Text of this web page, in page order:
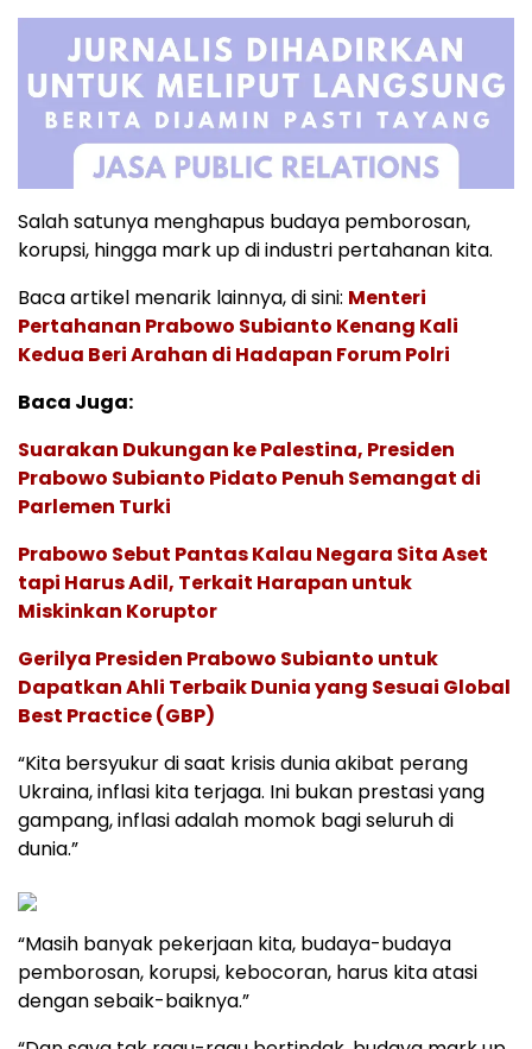
Salah satunya menghapus budaya pemborosan,
korupsi, hingga mark up di industri pertahanan kita.
Baca artikel menarik lainnya, di sini: Menteri
Pertahanan Prabowo Subianto Kenang Kali
Kedua Beri Arahan di Hadapan Forum Polri
Baca Juga:
Suarakan Dukungan ke Palestina, Presiden
Prabowo Subianto Pidato Penuh Semangat di
Parlemen Turki
Prabowo Sebut Pantas Kalau Negara Sita Aset
tapi Harus Adil, Terkait Harapan untuk
Miskinkan Koruptor
Gerilya Presiden Prabowo Subianto untuk
Dapatkan Ahli Terbaik Dunia yang Sesuai Global
Best Practice (GBP)
“Kita bersyukur di saat krisis dunia akibat perang
Ukraina, inflasi kita terjaga. Ini bukan prestasi yang
gampang, inflasi adalah momok bagi seluruh di
dunia.”
“Masih banyak pekerjaan kita, budaya-budaya
pemborosan, korupsi, kebocoran, harus kita atasi
dengan sebaik-baiknya.”